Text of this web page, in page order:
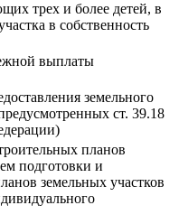
трех и более детей, в
в собственность
выплаты
земельного
ст. 39.18
планов
подготовки и
земельных участков